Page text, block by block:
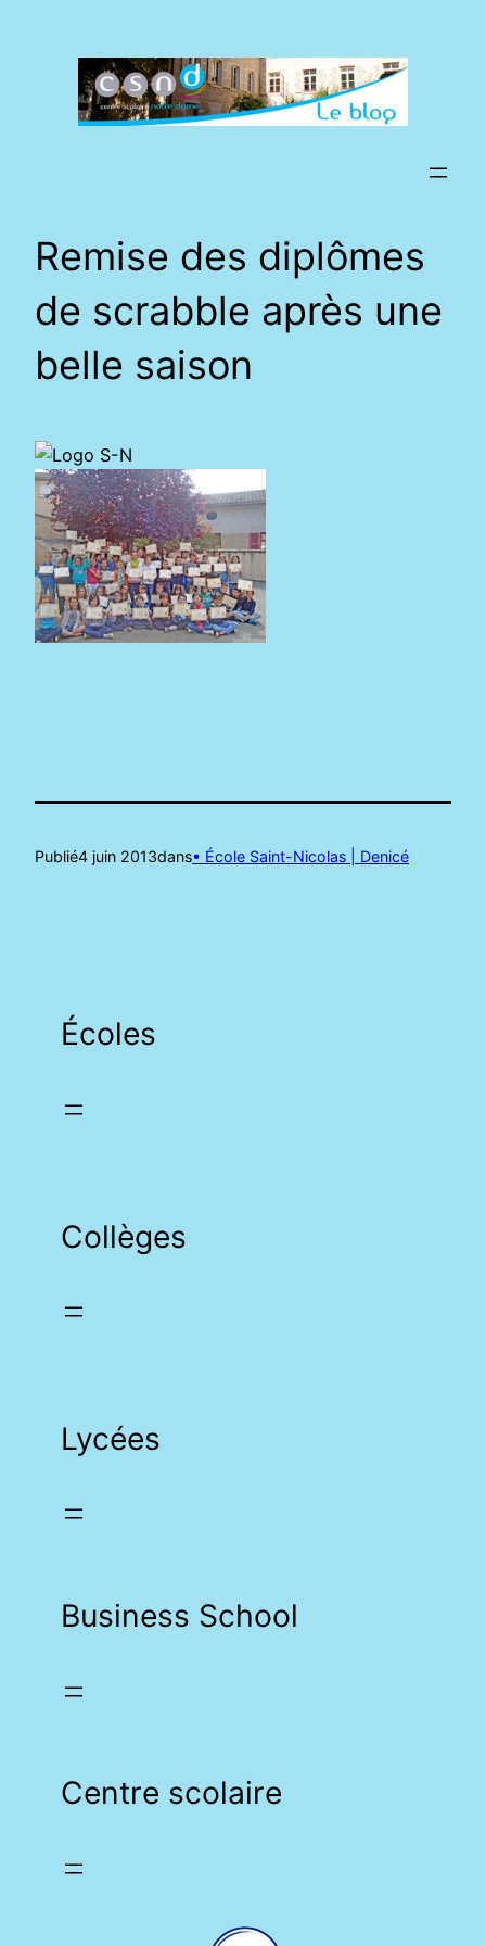
Remise des diplômes
de scrabble après une
belle saison
Publié4 juin 2013dans• École Saint-Nicolas | Denicé
Écoles
Collèges
Lycées
Business School
Centre scolaire